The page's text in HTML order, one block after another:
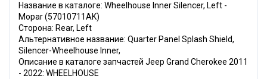
Название в каталоге: Wheelhouse Inner Silencer, Left -
Mopar (57010711AK)
Сторона: Rear, Left
Альтернативное название: Quarter Panel Splash Shield,
Silencer-Wheelhouse Inner,
Описание в каталоге запчастей Jeep Grand Cherokee 2011
- 2022: WHEELHOUSE